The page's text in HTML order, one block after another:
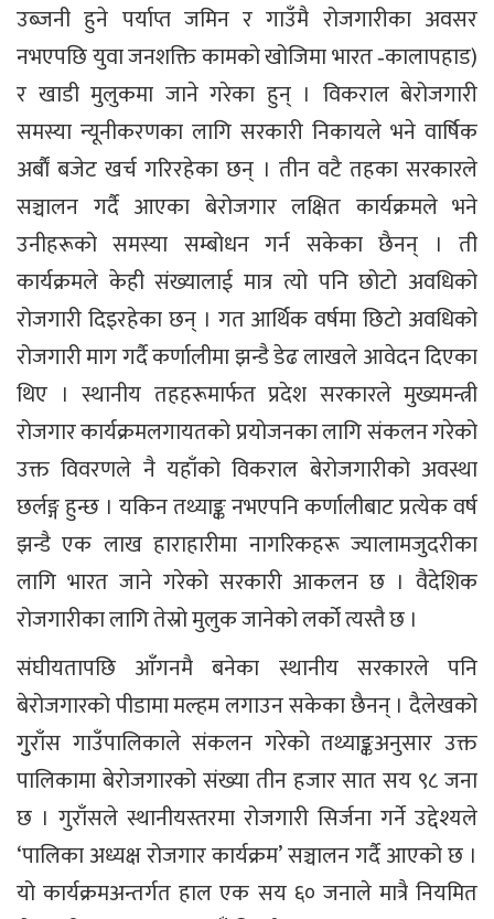
उब्जनी हुने पर्याप्त जमिन र गाउँमै रोजगारीका अवसर
नभएपछि युवा जनशक्ति कामको खोजिमा भारत ‐कालापहाड)
र खाडी मुलुकमा जाने गरेका हुन् । विकराल बेरोजगारी
समस्या न्यूनीकरणका लागि सरकारी निकायले भने वार्षिक
अर्बाैं बजेट खर्च गरिरहेका छन् । तीन वटै तहका सरकारले
सञ्चालन गर्दै आएका बेरोजगार लक्षित कार्यक्रमले भने
उनीहरूको समस्या सम्बोधन गर्न सकेका छैनन् । ती
कार्यक्रमले केही संख्यालाई मात्र त्यो पनि छोटो अवधिको
रोजगारी दिइरहेका छन् । गत आर्थिक वर्षमा छिटो अवधिको
रोजगारी माग गर्दै कर्णालीमा झन्डै डेढ लाखले आवेदन दिएका
थिए । स्थानीय तहहरूमार्फत प्रदेश सरकारले मुख्यमन्त्री
रोजगार कार्यक्रमलगायतको प्रयोजनका लागि संकलन गरेको
उक्त विवरणले नै यहाँको विकराल बेरोजगारीको अवस्था
छर्लङ्ग हुन्छ । यकिन तथ्याङ्क नभएपनि कर्णालीबाट प्रत्येक वर्ष
झन्डै एक लाख हाराहारीमा नागरिकहरू ज्यालामजुदरीका
लागि भारत जाने गरेको सरकारी आकलन छ । वैदेशिक
रोजगारीका लागि तेस्रो मुलुक जानेको लर्को त्यस्तै छ ।
संघीयतापछि आँगनमै बनेका स्थानीय सरकारले पनि
बेरोजगारको पीडामा मल्हम लगाउन सकेका छैनन् । दैलेखको
गुुराँस गाउँपालिकाले संकलन गरेको तथ्याङ्कअनुसार उक्त
पालिकामा बेरोजगारको संख्या तीन हजार सात सय ९८ जना
छ । गुराँसले स्थानीयस्तरमा रोजगारी सिर्जना गर्ने उद्देश्यले
‘पालिका अध्यक्ष रोजगार कार्यक्रम’ सञ्चालन गर्दै आएको छ ।
यो कार्यक्रमअन्तर्गत हाल एक सय ६० जनाले मात्रै नियमित